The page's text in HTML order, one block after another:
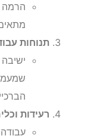
הרמה
תנוחות
רעידות